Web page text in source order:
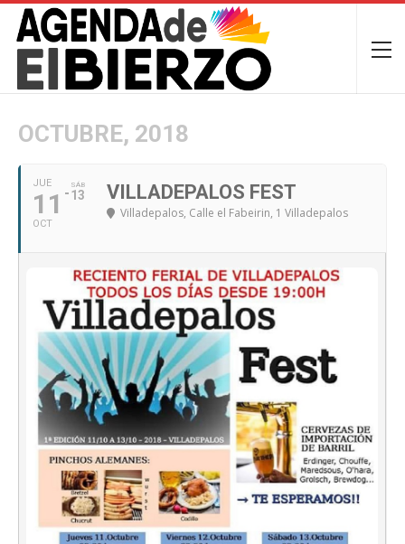
OCTUBRE, 2018
JUE
11
OCT
SÁB
13 VILLADEPALOS FEST
Villadepalos, Calle el Fabeirin, 1 Villadepalos